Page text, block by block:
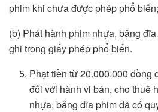
phim khi chưa được phép phổ biến;
(b) Phát hành phim nhựa, băng
ghi trong giấy phép phổ biến.
Phạt tiền từ 20.000.000 đồng
đối với hành vi bán, cho thuê
nhựa, băng đĩa phim đã có